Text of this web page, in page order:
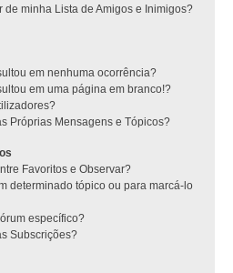
minha Lista de Amigos e Inimigos?
em nenhuma ocorrência?
em uma página em branco!?
Próprias Mensagens e Tópicos?
Favoritos e Observar?
determinado tópico ou para marcá-lo
específico?
Subscrições?